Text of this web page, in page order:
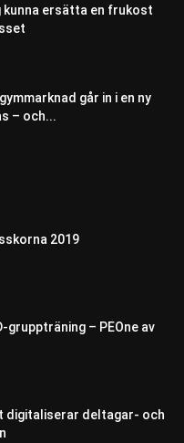
kunna ersätta en frukost
går in i en ny
– och...
2019
gruppträning – PEOne av
digitaliserar deltagar- och